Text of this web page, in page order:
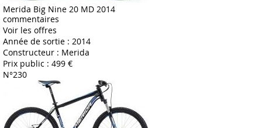
Merida Big Nine 20 MD 2014
commentaires
Voir les offres
Année de sortie : 2014
Constructeur : Merida
Prix public : 499 €
N°230